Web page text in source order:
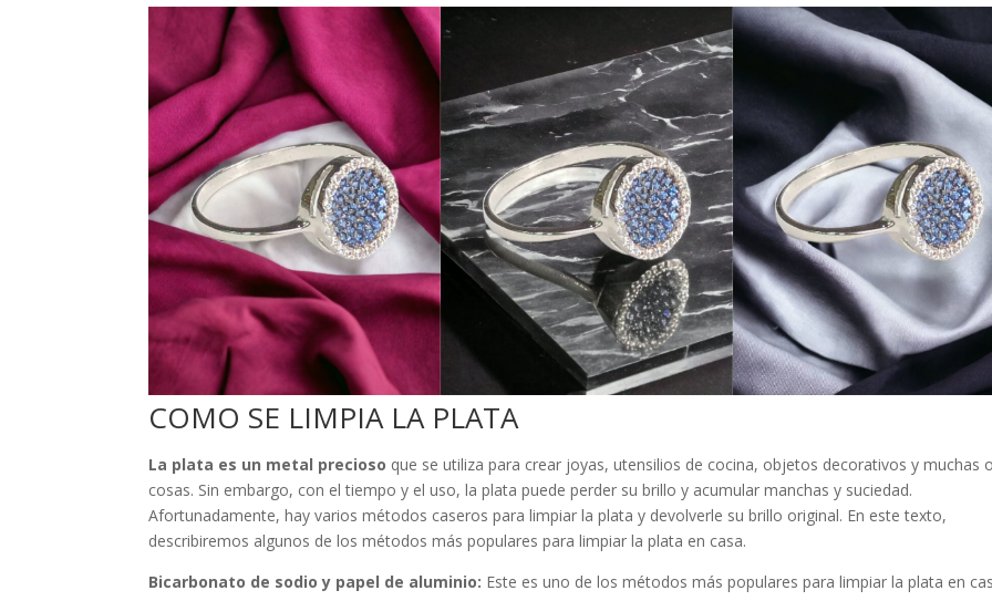
COMO SE LIMPIA LA PLATA
La plata es un metal precioso que se utiliza para crear joyas, utensilios de cocina, objetos decorativos y muchas
cosas. Sin embargo, con el tiempo y el uso, la plata puede perder su brillo y acumular manchas y suciedad.
Afortunadamente, hay varios métodos caseros para limpiar la plata y devolverle su brillo original. En este texto,
describiremos algunos de los métodos más populares para limpiar la plata en casa.
Bicarbonato de sodio y papel de aluminio: Este es uno de los métodos más populares para limpiar la plata en